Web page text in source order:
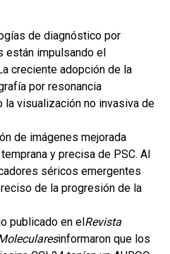
de diagnóstico por
están impulsando el
creciente adopción de la
por resonancia
la visualización no invasiva de
de imágenes mejorada
y precisa de PSC. Al
séricos emergentes
de la progresión de la
publicado en elRevista
informaron que los